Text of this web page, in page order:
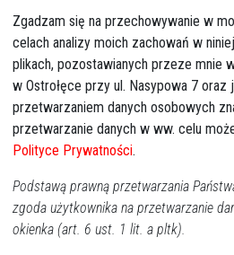
Udostępnij
Zgadzam się na przechowywanie w
celach analizy moich zachowań w
plikach, pozostawianych przeze mnie
w Ostrołęce przy ul. Nasypowa 7 oraz
przetwarzaniem danych osobowych
przetwarzanie danych w ww. celu
Polityce Prywatności.
Podstawą prawną przetwarzania
zgoda użytkownika na przetwarzanie
okienka (art. 6 ust. 1 lit. a pltk).